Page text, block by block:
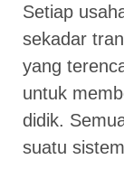
Setiap
sekadar
yang
untuk
didik.
suatu